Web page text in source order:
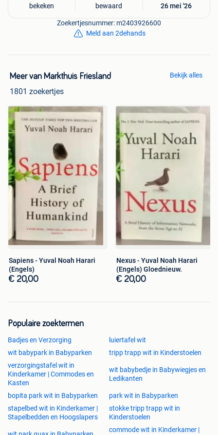
bekeken
bewaard
26 mei '26
Zoekertjesnummer: m2403926600
Meld aan 2dehands
Meer van Markthuis Friesland
1801 zoekertjes
Bekijk alles
Sapiens - Yuval Noah Harari
(Engels)
€ 20,00
Nexus - Yuval Noah Harari
(Engels) Gloednieuw.
€ 20,00
Populaire zoektermen
Badjes en Verzorging
luiertafel wit
wit babypark in Babyparken
tripp trapp wit in Kinderstoelen
verzorgingstafel wit in
Kinderkamer | Commodes en
Kasten
wit babybedje in Babywiegjes en
Ledikanten
bopita park wit in Babyparken
park wit in Babyparken
stapelbed wit in Kinderkamer |
Stapelbedden en Hoogslapers
stokke tripp trapp wit in
Kinderstoelen
commode wit in Kinderkamer |